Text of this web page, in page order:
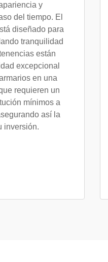
y
del tiempo. El
diseñado para
tranquilidad
están
excepcional
en una
requieren un
mínimos a
así la
inversión.